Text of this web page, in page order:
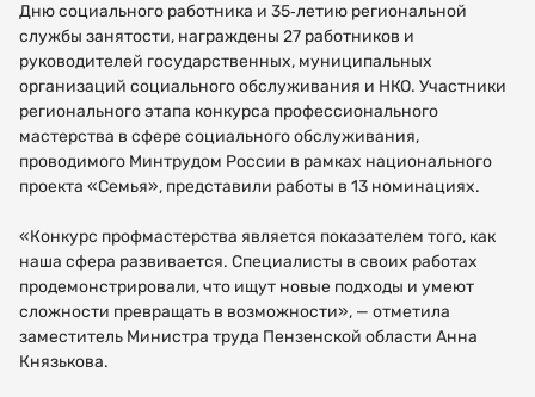
Дню социального работника и 35‑летию региональной
службы занятости, награждены 27 работников и
руководителей государственных, муниципальных
организаций социального обслуживания и НКО. Участники
регионального этапа конкурса профессионального
мастерства в сфере социального обслуживания,
проводимого Минтрудом России в рамках национального
проекта «Семья», представили работы в 13 номинациях.
«Конкурс профмастерства является показателем того, как
наша сфера развивается. Специалисты в своих работах
продемонстрировали, что ищут новые подходы и умеют
сложности превращать в возможности», — отметила
заместитель Министра труда Пензенской области Анна
Князькова.